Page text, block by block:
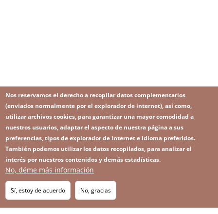
Footer
menu
Suscríbase a nuestro Newsletter
Image
SITEMAP
IMAGE
Nos reservamos el derecho a recopilar datos complementarios
(enviados normalmente por el explorador de internet), así como,
utilizar archivos cookies, para garantizar una mayor comodidad a
nuestros usuarios, adaptar el aspecto de nuestra página a sus
preferencias, tipos de explorador de internet e idioma preferidos.
También podemos utilizar los datos recopilados, para analizar el
interés por nuestros contenidos y demás estadísticas.
No, déme más información
Sí, estoy de acuerdo No, gracias